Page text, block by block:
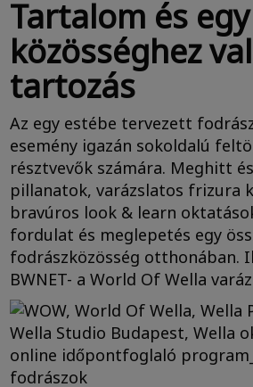
Tartalom és egy
közösséghez
tartozás
Az egy estébe tervezett
esemény igazán sokoldalú
résztvevők számára. Meghitt
pillanatok, varázslatos frizura
bravúros look & learn
fordulat és meglepetés egy
fodrászközösség otthonában.
BWNET- a World Of Wella